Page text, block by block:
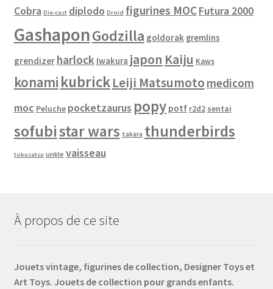
Cobra Die-cast diplodo Droid figurines MOCFutura 2000
GashaponGodzilla goldorak gremlins
grendizer harlock Iwakura japon Kaiju Kaws
konami kubrickLeiji Matsumoto medicom
moc Peluche pocketzaurus popy potf r2d2 sentai
sofubistar wars takara thunderbirds
tokusatsu unkle vaisseau
À propos de ce site
Jouets vintage, figurines de collection, Designer Toys et
Art Toys. Jouets de collection pour grands enfants.